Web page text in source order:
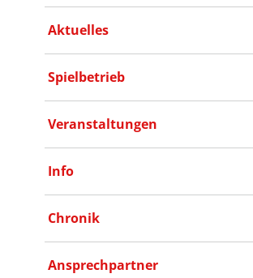
Aktuelles
Spielbetrieb
Veranstaltungen
Info
Chronik
Ansprechpartner